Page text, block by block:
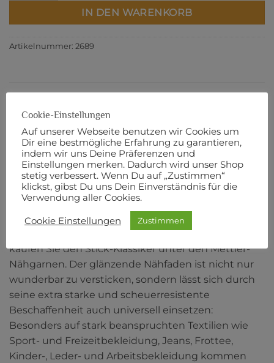
IN DEN WARENKORB
Artikelnummer: 2689
BESCHREIBUNG
ZUSÄTZLICHE INFORMATIONEN
PRODUKTSICHERHEIT
POLY SHEEN No. 40
Robust, dekorativ und farbecht: Mit POLY SHEEN
kaufen Sie den Stick-Klassiker unter den Mettler-
Nähgarnen. Der glänzende Nähfaden ist nicht nur
wunderbar zu versticken, sondern lässt sich durch
seine extra starke und scheuerresistente
Beschaffenheit auch universell einsetzen:
Besonders auf stark beanspruchten Textilien wie
Sport- und Freizeitbekleidung, Jeans, Frottee,
Kinder-, Leder- und Arbeitsbekleidung kommen
Cookie-Einstellungen
Auf unserer Webseite benutzen wir Cookies um
Dir eine bestmögliche Erfahrung zu garantieren,
indem wir uns Deine Präferenzen und
Einstellungen merken. Dadurch wird unser Shop
stetig verbessert. Wenn Du auf „Zustimmen“
klickst, gibst Du uns Dein Einverständnis für die
Verwendung aller Cookies.
Cookie Einstellungen Zustimmen